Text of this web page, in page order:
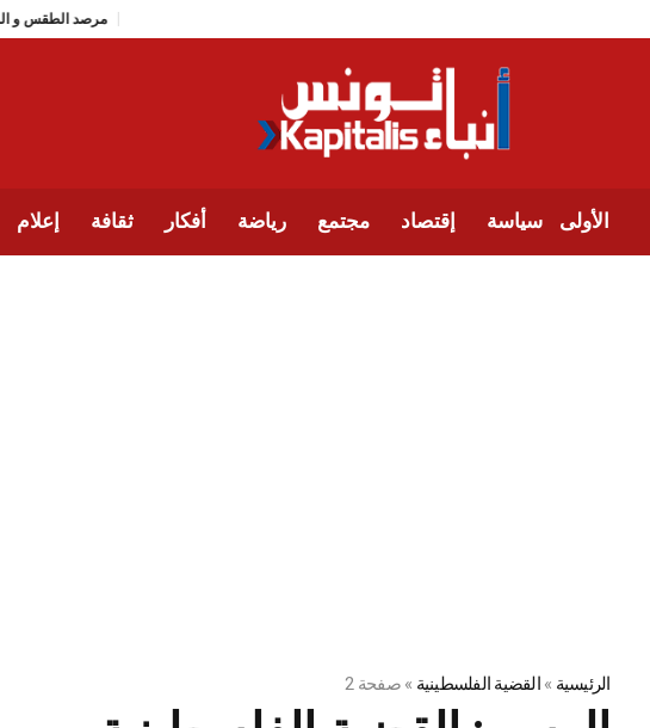
الأولى سياسة إقتصاد مجتمع رياضة أفكار ثقافة إعلام
الرئيسية »القضية الفلسطينية »صفحة 2